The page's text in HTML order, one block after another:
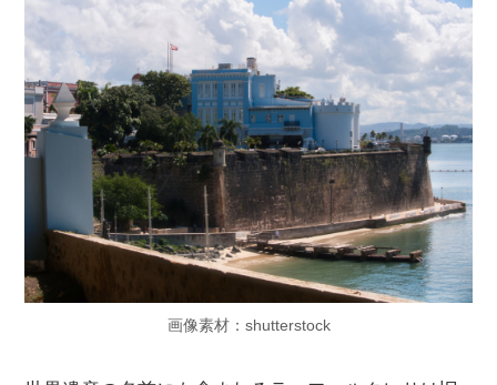
画像素材：shutterstock